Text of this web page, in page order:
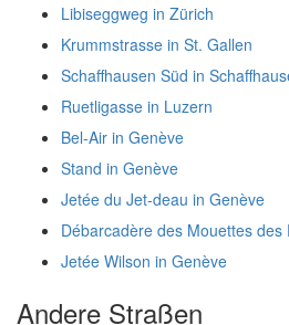
Libiseggweg in Zürich
Krummstrasse in St. Gallen
Schaffhausen Süd in
Ruetligasse in Luzern
Bel-Air in Genève
Stand in Genève
Jetée du Jet-deau in Genève
Débarcadère des Mouettes des
Jetée Wilson in Genève
Andere Straßen